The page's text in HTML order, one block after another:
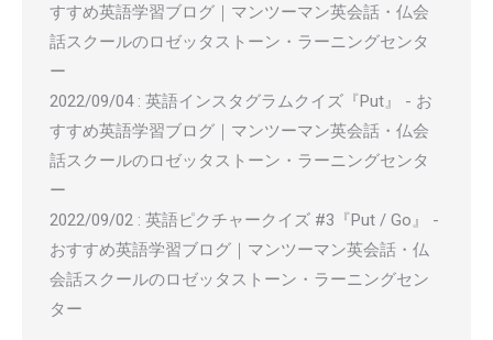
すすめ英語学習ブログ｜マンツーマン英会話・仏会
話スクールのロゼッタストーン・ラーニングセンタ
ー
2022/09/04: 英語インスタグラムクイズ『Put』 - お
すすめ英語学習ブログ｜マンツーマン英会話・仏会
話スクールのロゼッタストーン・ラーニングセンタ
ー
2022/09/02 : 英語ピクチャークイズ #3『Put / Go』 -
おすすめ英語学習ブログ｜マンツーマン英会話・仏
会話スクールのロゼッタストーン・ラーニングセン
ター